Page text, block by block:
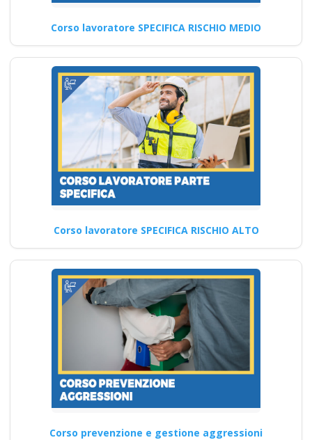
Datore di Lavoro
Cantieri Edili 6 ore
Quali sono le implicazioni
dell'accordo Stato-Regioni
sulle politiche di sicurezza sul
lavoro…
Continua
Corso lavoratore SPECIFICA RISCHIO MEDIO
Corso lavoratore SPECIFICA RISCHIO ALTO
Corso prevenzione e gestione aggressioni